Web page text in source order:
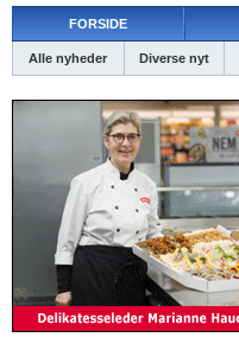
FORSIDE
Alle nyheder Diverse nyt